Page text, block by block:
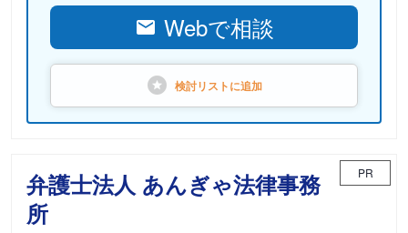
Webで相談
検討リストに追加
弁護士法人 あんぎゃ法律事務
所
PR